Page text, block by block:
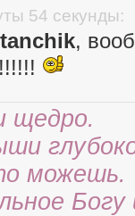
54 секунды:
tanchik,
щедро.
можешь.
Богу